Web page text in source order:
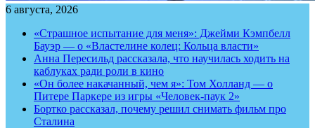
6 августа, 2026
«Страшное испытание для меня»: Джейми Кэмпбелл
Бауэр — о «Властелине колец: Кольца власти»
Анна Пересильд рассказала, что научилась ходить на
каблуках ради роли в кино
«Он более накачанный, чем я»: Том Холланд — о
Питере Паркере из игры «Человек-паук 2»
Бортко рассказал, почему решил снимать фильм про
Сталина